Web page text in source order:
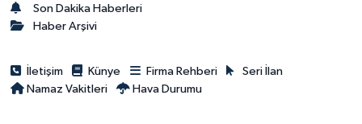
Son Dakika Haberleri
Haber Arşivi
İletişim Künye Firma Rehberi
Seri İlan
Namaz Vakitleri
Hava Durumu